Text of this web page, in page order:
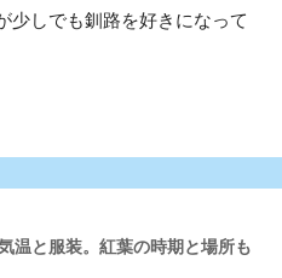
少しでも釧路を好きになって
温と服装。紅葉の時期と場所も